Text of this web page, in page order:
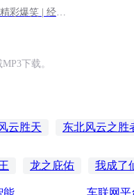
彩爆笑 | 经典
下载。
云胜天 东北风云之胜
天地大同之刘云传
龙之庇佑 我成了